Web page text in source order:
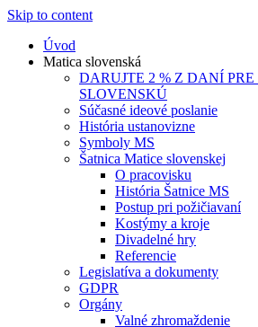
Skip to content
Úvod
Matica slovenská
DARUJTE 2 % Z DANÍ
SLOVENSKÚ
Súčasné ideové poslanie
História ustanovizne
Symboly MS
Šatnica Matice slovenskej
O pracovisku
História Šatnice MS
Postup pri požičiavaní
Kostýmy a kroje
Divadelné hry
Referencie
Legislatíva a dokumenty
GDPR
Orgány
Valné zhromaždenie